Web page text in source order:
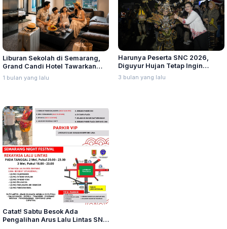
Liburan Sekolah di Semarang,
Grand Candi Hotel Tawarkan
Staycation hingga Kelas Kreatif
1 bulan yang lalu
Harunya Peserta SNC 2026,
Diguyur Hujan Tetap Ingin
Tampil hingga Tuntas
3 bulan yang lalu
Catat! Sabtu Besok Ada
Pengalihan Arus Lalu Lintas SNC